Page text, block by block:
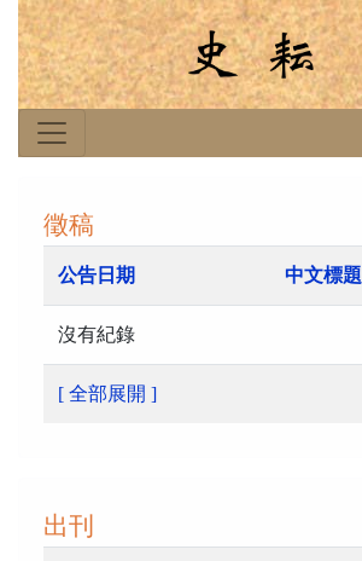
徵稿
公告日期 中文標題
沒有紀錄
[ 全部展開 ]
出刊